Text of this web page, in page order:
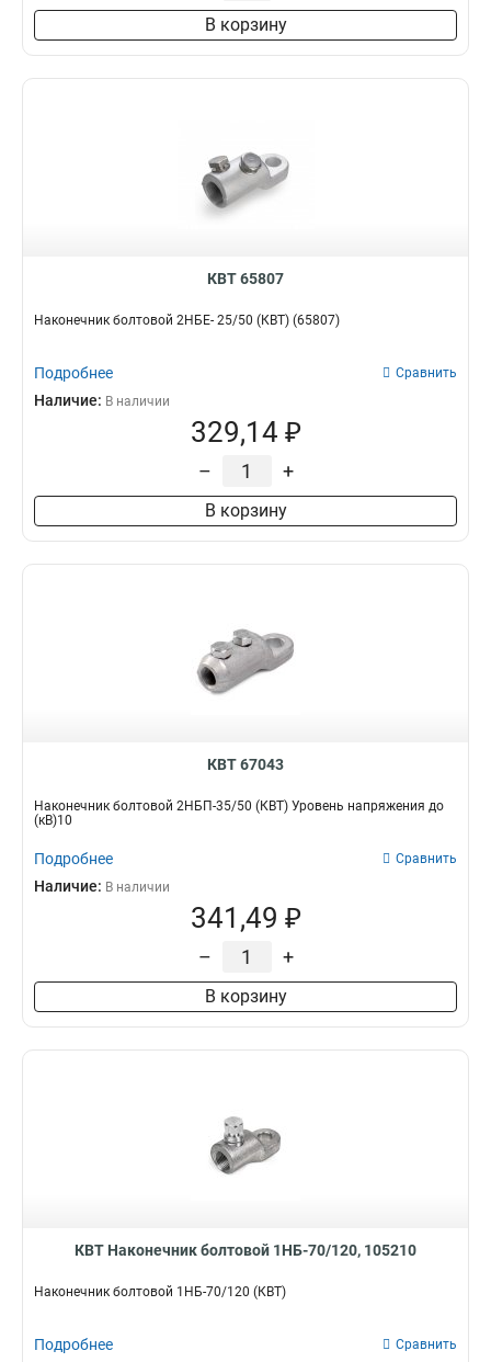
В корзину
КВТ 65807
Наконечник болтовой 2НБЕ- 25/50 (КВТ) (65807)
Подробнее Сравнить
Наличие: В наличии
329,14 ₽
– +
В корзину
КВТ 67043
Наконечник болтовой 2НБП-35/50 (КВТ) Уровень напряжения до
(кВ)10
Подробнее Сравнить
Наличие: В наличии
341,49 ₽
– +
В корзину
КВТ Наконечник болтовой 1НБ-70/120, 105210
Наконечник болтовой 1НБ-70/120 (КВТ)
Подробнее Сравнить